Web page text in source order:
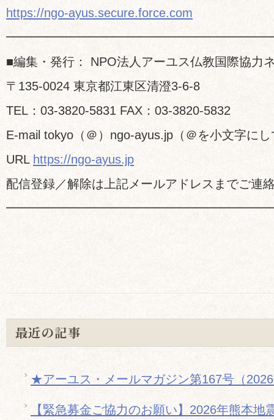
https://ngo-ayus.secure.force.com
■編集・発行： NPO法人アーユス仏教国際協力
〒135-0024 東京都江東区清澄3-6-8
TEL：03-3820-5831 FAX：03-3820-5832
E-mail tokyo（＠）ngo-ayus.jp（＠を小文字に
URL https://ngo-ayus.jp
配信登録／解除は上記メールアドレスまでご連
最近の記事
★アーユス・メールマガジン第167号（
【緊急募金ご協力のお願い】2026年熊本地